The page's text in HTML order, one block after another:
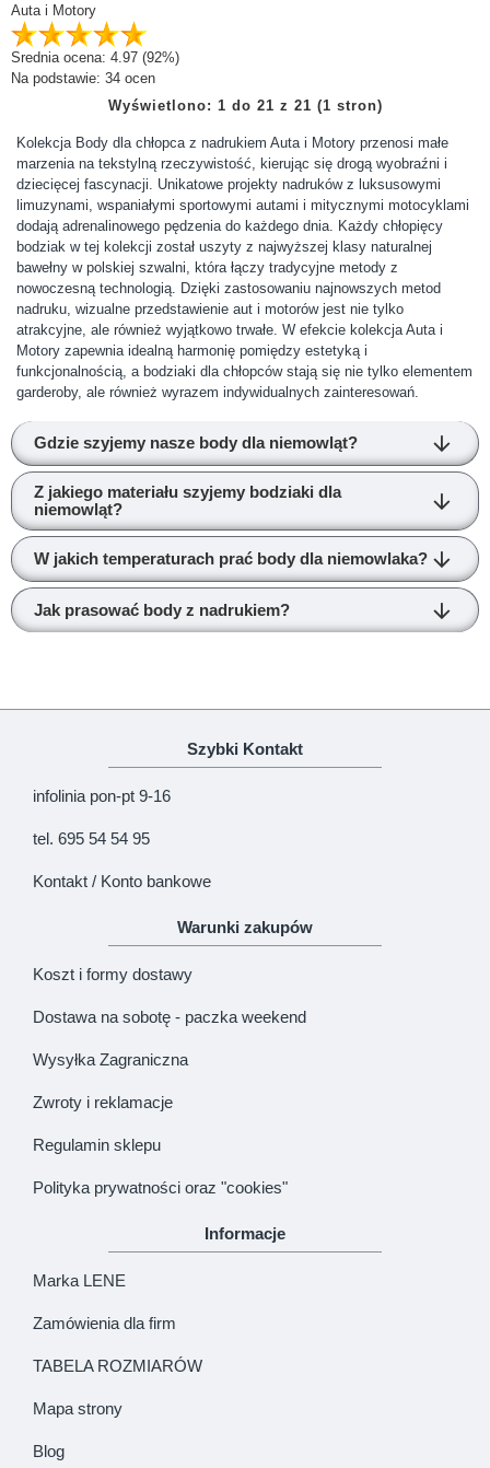
Auta i Motory
Srednia ocena: 4.97 (92%)
Na podstawie: 34 ocen
Wyświetlono: 1 do 21 z 21 (1 stron)
Kolekcja Body dla chłopca z nadrukiem Auta i Motory przenosi małe
marzenia na tekstylną rzeczywistość, kierując się drogą wyobraźni i
dziecięcej fascynacji. Unikatowe projekty nadruków z luksusowymi
limuzynami, wspaniałymi sportowymi autami i mitycznymi motocyklami
dodają adrenalinowego pędzenia do każdego dnia. Każdy chłopięcy
bodziak w tej kolekcji został uszyty z najwyższej klasy naturalnej
bawełny w polskiej szwalni, która łączy tradycyjne metody z
nowoczesną technologią. Dzięki zastosowaniu najnowszych metod
nadruku, wizualne przedstawienie aut i motorów jest nie tylko
atrakcyjne, ale również wyjątkowo trwałe. W efekcie kolekcja Auta i
Motory zapewnia idealną harmonię pomiędzy estetyką i
funkcjonalnością, a bodziaki dla chłopców stają się nie tylko elementem
garderoby, ale również wyrazem indywidualnych zainteresowań.
Gdzie szyjemy nasze body dla niemowląt?
Z jakiego materiału szyjemy bodziaki dla
niemowląt?
W jakich temperaturach prać body dla niemowlaka?
Jak prasować body z nadrukiem?
Szybki Kontakt
infolinia pon-pt 9-16
tel. 695 54 54 95
Kontakt / Konto bankowe
Warunki zakupów
Koszt i formy dostawy
Dostawa na sobotę - paczka weekend
Wysyłka Zagraniczna
Zwroty i reklamacje
Regulamin sklepu
Polityka prywatności oraz "cookies"
Informacje
Marka LENE
Zamówienia dla firm
TABELA ROZMIARÓW
Mapa strony
Blog